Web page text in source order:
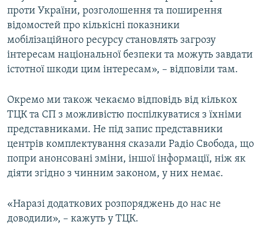
проти України, розголошення та поширення
відомостей про кількісні показники
мобілізаційного ресурсу становлять загрозу
інтересам національної безпеки та можуть завдати
істотної шкоди цим інтересам», – відповіли там.
Окремо ми також чекаємо відповідь від кількох
ТЦК та СП з можливістю поспілкуватися з їхніми
представниками. Не під запис представники
центрів комплектування сказали Радіо Свобода, що
попри анонсовані зміни, іншої інформації, ніж як
діяти згідно з чинним законом, у них немає.
«Наразі додаткових розпоряджень до нас не
доводили», – кажуть у ТЦК.